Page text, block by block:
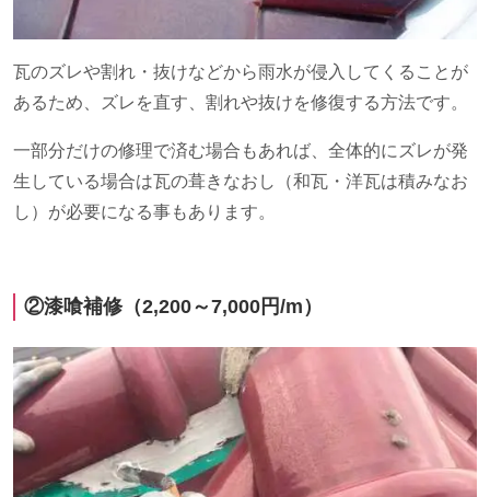
瓦のズレや割れ・抜けなどから雨水が侵入してくることが
あるため、ズレを直す、割れや抜けを修復する方法です。
一部分だけの修理で済む場合もあれば、全体的にズレが発
生している場合は瓦の葺きなおし（和瓦・洋瓦は積みなお
し）が必要になる事もあります。
②漆喰補修（2,200～7,000 円/m）